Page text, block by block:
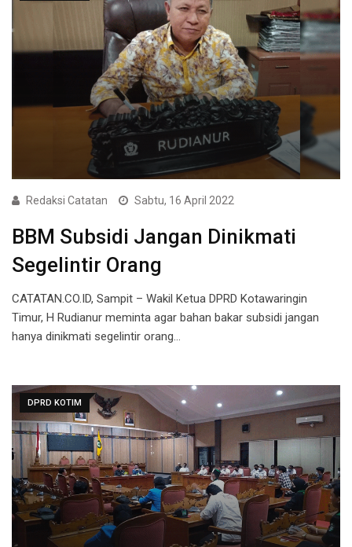
Redaksi Catatan Sabtu, 16 April 2022
BBM Subsidi Jangan Dinikmati
Segelintir Orang
CATATAN.CO.ID, Sampit – Wakil Ketua DPRD Kotawaringin
Timur, H Rudianur meminta agar bahan bakar subsidi jangan
hanya dinikmati segelintir orang…
DPRD KOTIM